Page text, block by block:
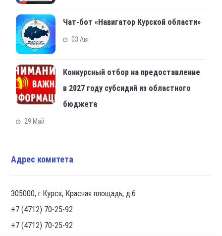
Чат-бот «Навигатор Курской области»
03 Авг
Конкурсный отбор на предоставление
в 2027 году субсидий из областного
бюджета
29 Май
Адрес комитета
305000, г.Курск, Красная площадь, д.6
+7 (4712) 70-25-92
+7 (4712) 70-25-92